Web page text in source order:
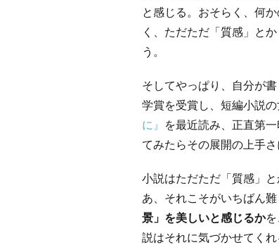
と感じる。おそらく、何
く、ただただ「質感」と
う。
そしてやっぱり、自分が
学賞を受賞し、短編小説
に』
を最近読み、正直第
てみたらその展開の上手さ
小説はただただ「質感」
あ、それこそがいちばん難
景」を美しいと感じるかを
説はそれに気づかせてく